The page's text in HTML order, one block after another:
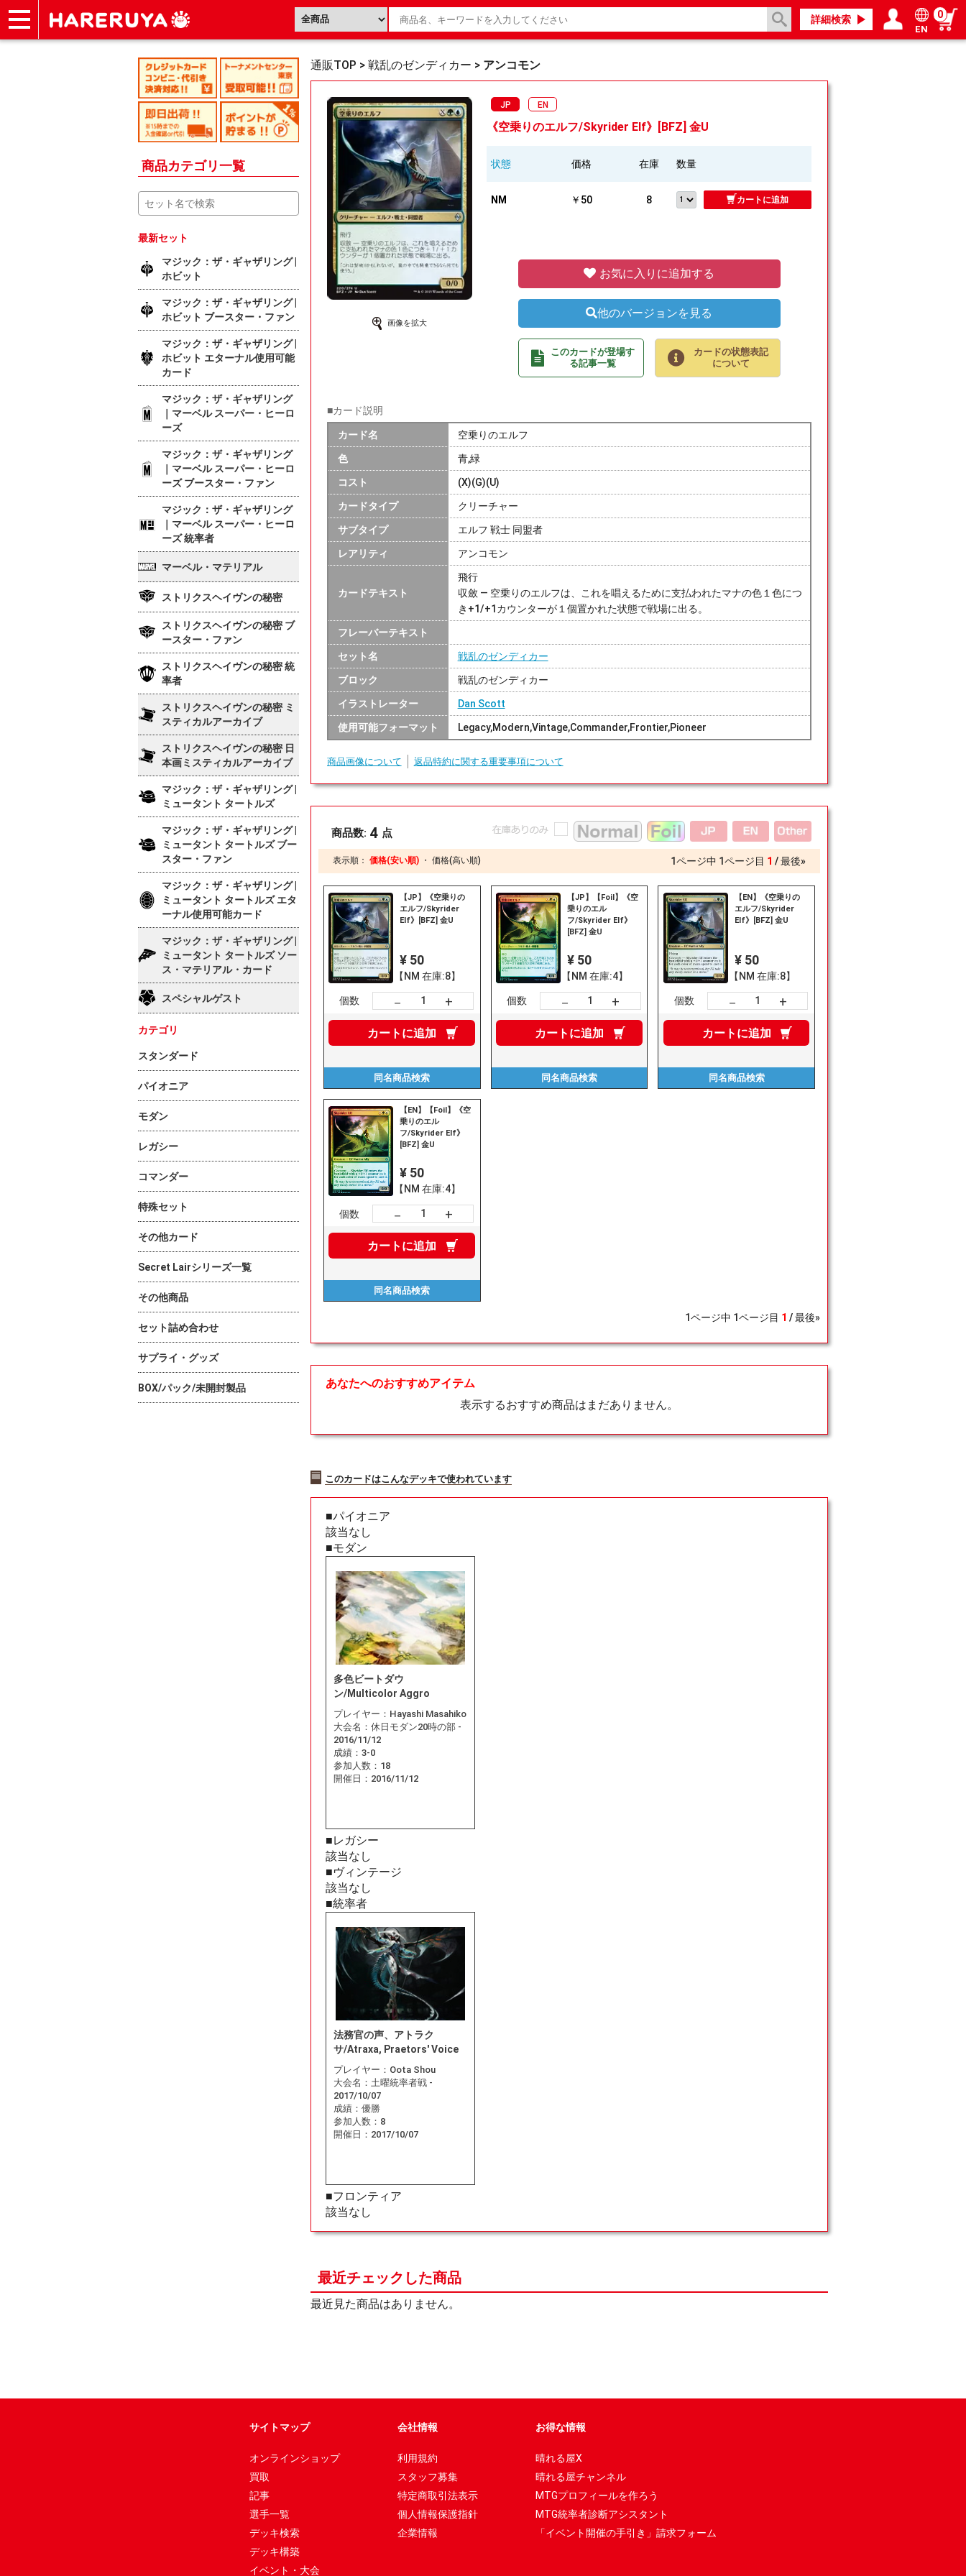
詳細検索
EN
0
商品カテゴリ一覧
通販TOP > 戦乱のゼンディカー > アンコモン
画像を拡大
JP EN
《空乗りのエルフ/Skyrider Elf》[BFZ] 金U
状態 価格 在庫 数量
NM ￥50 8 カートに追加
お気に入りに追加する
他のバージョンを見る
このカードが登場す
る記事一覧
カードの状態表記
について
■カード説明
カード名 空乗りのエルフ
色 青,緑
コスト (X)(G)(U)
カードタイプ クリーチャー
サブタイプ エルフ 戦士 同盟者
レアリティ アンコモン
カードテキスト
飛行
収斂 ― 空乗りのエルフは、これを唱えるために支払われたマナの色１色につ
き+1/+1カウンターが１個置かれた状態で戦場に出る。
フレーバーテキスト
セット名 戦乱のゼンディカー
ブロック 戦乱のゼンディカー
イラストレーター Dan Scott
使用可能フォーマット Legacy,Modern,Vintage,Commander,Frontier,Pioneer
商品画像について 返品特約に関する重要事項について
商品数: 4 点
表示順： 価格(安い順) ・ 価格(高い順) 1ページ中 1ページ目 1 最後»
【JP】《空乗りの
エルフ/Skyrider
Elf》[BFZ] 金U
¥ 50
【NM 在庫:8】
個数 － +
カートに追加
同名商品検索
【JP】【Foil】《空
乗りのエル
フ/Skyrider Elf》
[BFZ] 金U
¥ 50
【NM 在庫:4】
個数 － +
カートに追加
同名商品検索
【EN】《空乗りの
エルフ/Skyrider
Elf》[BFZ] 金U
¥ 50
【NM 在庫:8】
個数 － +
カートに追加
同名商品検索
【EN】【Foil】《空
乗りのエル
フ/Skyrider Elf》
[BFZ] 金U
¥ 50
【NM 在庫:4】
個数 － +
カートに追加
同名商品検索
1ページ中 1ページ目 1 最後»
あなたへのおすすめアイテム
表示するおすすめ商品はまだありません。
このカードはこんなデッキで使われています
■パイオニア
該当なし
■モダン
多色ビートダウ
ン/Multicolor Aggro
プレイヤー： Hayashi Masahiko
大会名： 休日モダン20時の部 -
2016/11/12
成績： 3-0
参加人数： 18
開催日： 2016/11/12
■レガシー
該当なし
■ヴィンテージ
該当なし
■統率者
法務官の声、アトラク
サ/Atraxa, Praetors' Voice
プレイヤー： Oota Shou
大会名： 土曜統率者戦 -
2017/10/07
成績： 優勝
参加人数： 8
開催日： 2017/10/07
■フロンティア
該当なし
最近チェックした商品
最近見た商品はありません。
サイトマップ
オンラインショップ
買取
記事
選手一覧
デッキ検索
デッキ構築
イベント・大会
会社情報
利用規約
スタッフ募集
特定商取引法表示
個人情報保護指針
企業情報
お得な情報
晴れる屋X
晴れる屋チャンネル
MTGプロフィールを作ろう
MTG統率者診断アシスタント
「イベント開催の手引き」請求フォーム